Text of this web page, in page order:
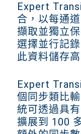
Expert
合，以每通
擷取並獨立
選擇並行記
此資料儲存
Expert
個同步類比
統可透過具
擴展到 100